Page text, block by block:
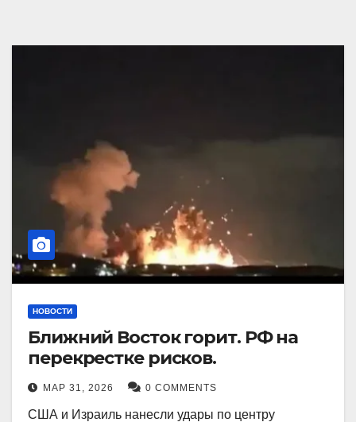
НОВОСТИ
Ближний Восток горит. РФ на
перекрестке рисков.
МАР 31, 2026 0 COMMENTS
США и Израиль нанесли удары по центру